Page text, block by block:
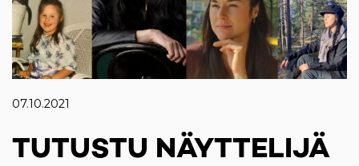
07.10.2021
TUTUSTU NÄYTTELIJÄ